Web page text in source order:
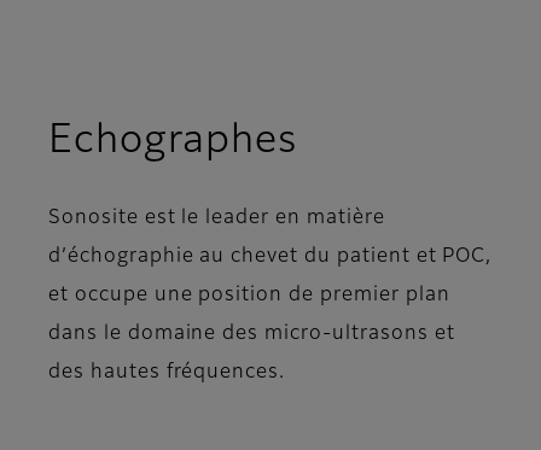
Echographes
Sonosite est le leader en matière
d’échographie au chevet du patient et POC,
et occupe une position de premier plan
dans le domaine des micro-ultrasons et
des hautes fréquences.